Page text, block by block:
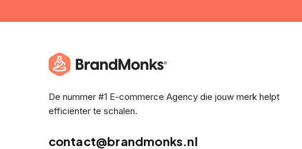
De nummer #1 E-commerce Agency die jouw merk helpt
efficiënter te schalen.
contact@brandmonks.nl